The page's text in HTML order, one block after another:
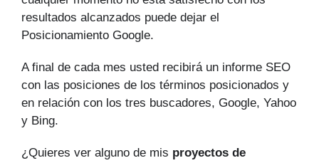
resultados alcanzados puede dejar el
Posicionamiento Google.
A final de cada mes usted recibirá un informe SEO
con las posiciones de los términos posicionados y
en relación con los tres buscadores, Google, Yahoo
y Bing.
¿Quieres ver alguno de mis proyectos de